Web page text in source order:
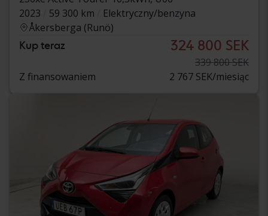
2023
59 300 km
Elektryczny/benzyna
Åkersberga (Runö)
Kup teraz 324 800 SEK
339 800 SEK
Z finansowaniem
2 767 SEK/miesiąc